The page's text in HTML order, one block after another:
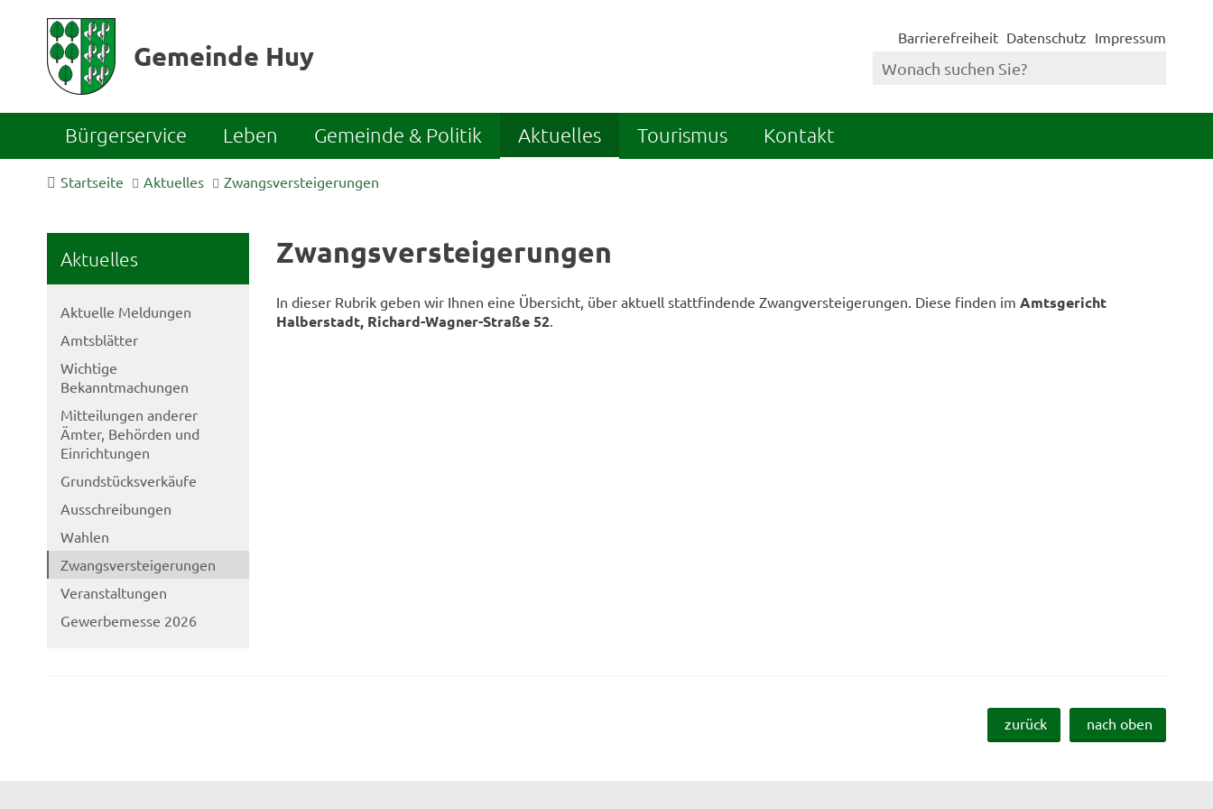
Gemeinde Huy
Barrierefreiheit Datenschutz Impressum
Bürgerservice Leben Gemeinde & Politik Aktuelles Tourismus Kontakt
Startseite Aktuelles Zwangsversteigerungen
Aktuelles
Aktuelle Meldungen
Amtsblätter
Wichtige
Bekanntmachungen
Mitteilungen anderer
Ämter, Behörden und
Einrichtungen
Grundstücksverkäufe
Ausschreibungen
Wahlen
Zwangsversteigerungen
Veranstaltungen
Gewerbemesse 2026
Zwangsversteigerungen
In dieser Rubrik geben wir Ihnen eine Übersicht, über aktuell stattfindende Zwangversteigerungen. Diese finden im Amtsgericht
Halberstadt, Richard-Wagner-Straße 52.
zurück nach oben